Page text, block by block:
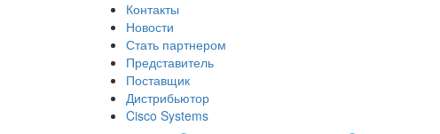
Контакты
Новости
Стать партнером
Представитель
Поставщик
Дистрибьютор
Cisco Systems